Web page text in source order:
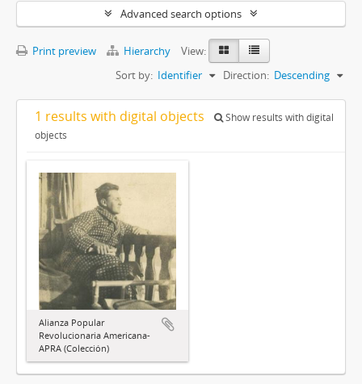
Advanced search options
Print preview Hierarchy
View:
Sort by: Identifier Direction: Descending
1 results with digital objects
Show results with digital
objects
Alianza Popular
Revolucionaria Americana-
APRA (Colección)